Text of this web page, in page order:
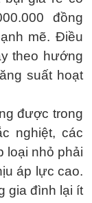
đồng
mẽ. Điều
theo hướng
suất hoạt
được trong
nghiệt, các
loại nhỏ phải
áp lực cao.
gia đình lại ít